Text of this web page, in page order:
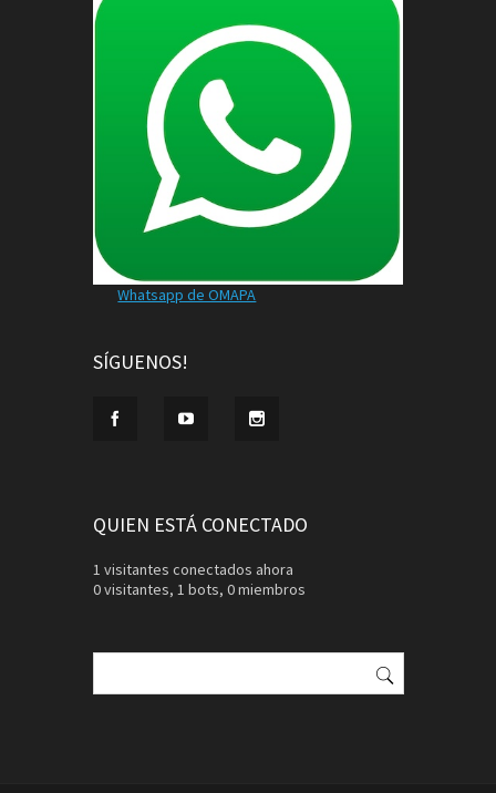
Whatsapp de OMAPA
SÍGUENOS!
QUIEN ESTÁ CONECTADO
1 visitantes conectados ahora
0 visitantes, 1 bots, 0 miembros
Buscar: